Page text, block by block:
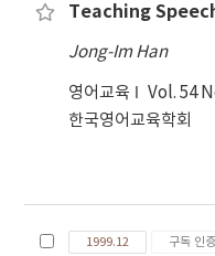
Teaching
Jong-Im Han
영어교육 Vol. 54
한국영어교육학회
1999.12 구독 인